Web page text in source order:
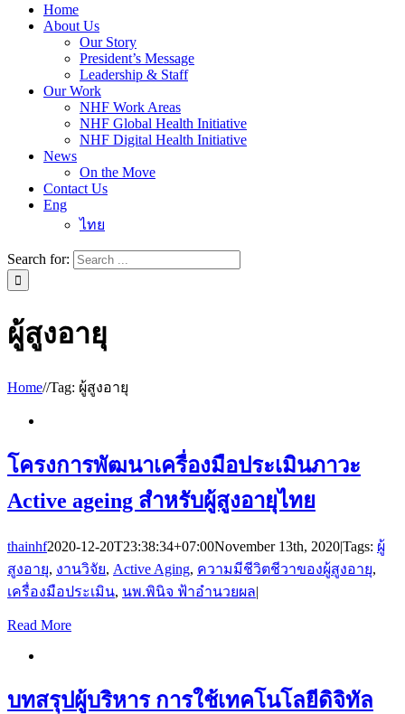
Home
About Us
Our Story
President’s Message
Leadership & Staff
Our Work
NHF Work Areas
NHF Global Health Initiative
NHF Digital Health Initiative
News
On the Move
Contact Us
Eng
ไทย
Search for:
ผู้สูงอายุ
Home//Tag: ผู้สูงอายุ
โครงการพัฒนาเครื่องมือประเมินภาวะ
Active ageing สำหรับผู้สูงอายุไทย
thainhf2020-12-20T23:38:34+07:00November 13th, 2020|Tags: ผู้
สูงอายุ, งานวิจัย, Active Aging, ความมีชีวิตชีวาของผู้สูงอายุ,
เครื่องมือประเมิน, นพ.พินิจ ฟ้าอำนวยผล|
Read More
บทสรุปผู้บริหาร การใช้เทคโนโลยีดิจิทัล